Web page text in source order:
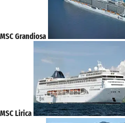
MSC Grandiosa
MSC Lirica